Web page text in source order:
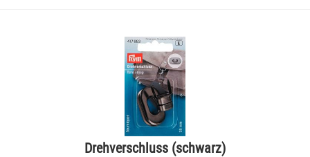
Drehverschluss (schwarz)